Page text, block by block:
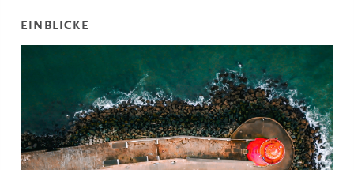
EINBLICKE